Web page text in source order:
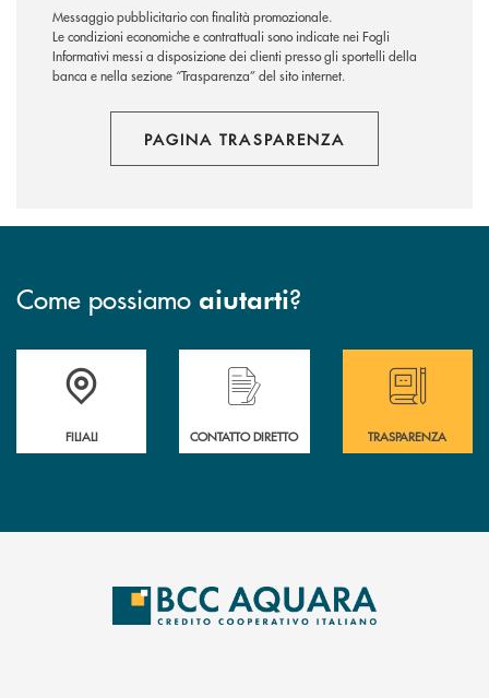
Messaggio pubblicitario con finalità promozionale.
Le condizioni economiche e contrattuali sono indicate nei Fogli
Informativi messi a disposizione dei clienti presso gli sportelli della
banca e nella sezione “Trasparenza” del sito internet.
PAGINA TRASPARENZA
Come possiamo aiutarti?
Trova la filiale più vicina a te
FILIALI
Hai bisogno di assistenza immediata ?
CONTATTO DIRETTO
Hai bisogno di
TRASPARENZA